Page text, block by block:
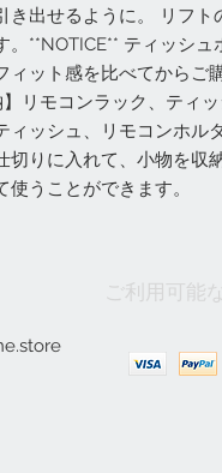
き出せるように。 リフト
。**NOTICE** ティッシ
ィット感を比べてからご
】リモコンラック、ティ
ィッシュ、リモコンホル
切りに入れて、小物を収
うことができます。
ご利用可能